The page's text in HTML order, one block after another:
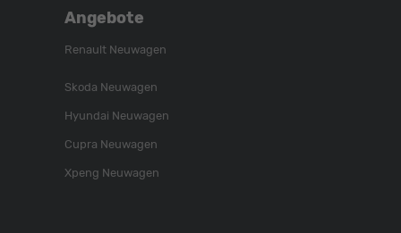
Angebote
Renault Neuwagen
Skoda Neuwagen
Hyundai Neuwagen
Cupra Neuwagen
Xpeng Neuwagen